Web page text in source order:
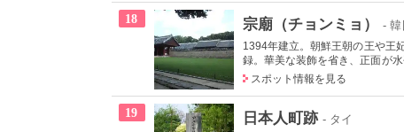
18 宗廟（チョンミョ） - 韓
1394年建立。朝鮮王朝の王や王
録。華美な装飾を省き、正面が
スポット情報を見る
19 日本人町跡 - タイ